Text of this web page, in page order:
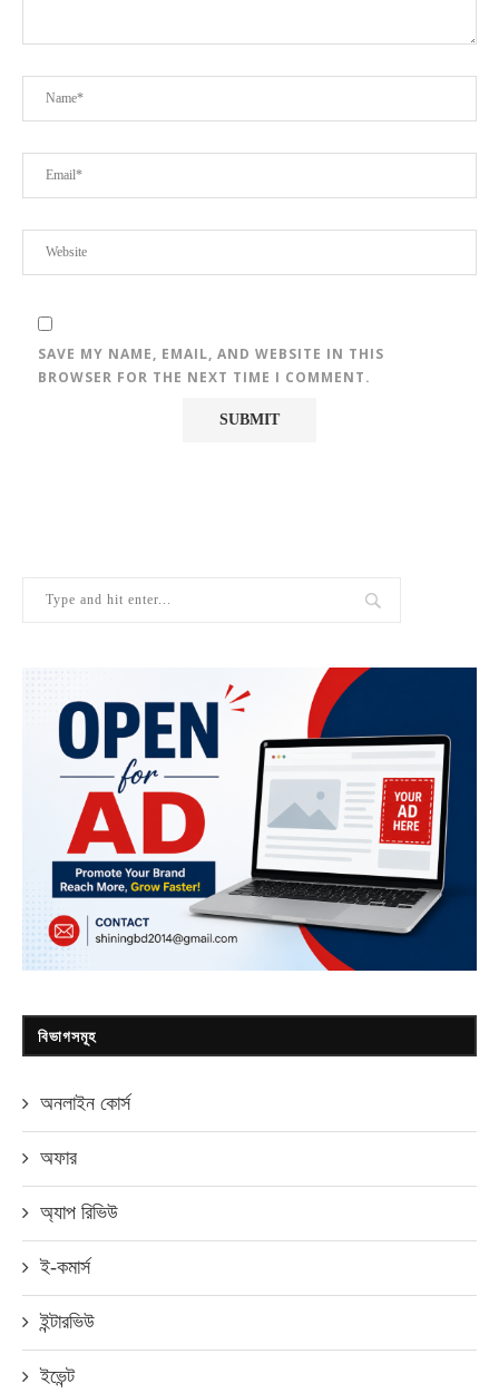
SAVE MY NAME, EMAIL, AND WEBSITE IN THIS
BROWSER FOR THE NEXT TIME I COMMENT.
বিভাগসমূহ
অনলাইন কোর্স
অফার
অ্যাপ রিভিউ
ই-কমার্স
ইন্টারভিউ
ইভেন্ট